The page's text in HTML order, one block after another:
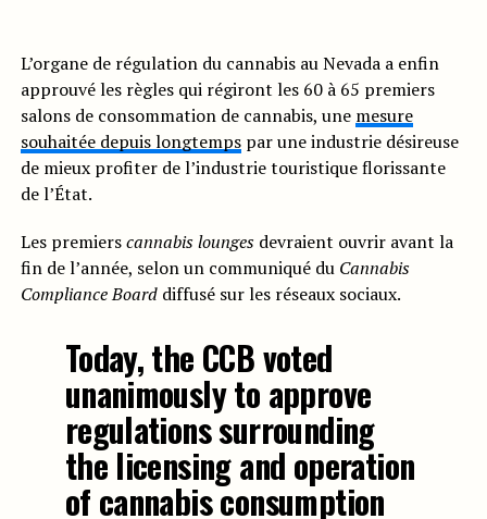
L’organe de régulation du cannabis au Nevada a enfin
approuvé les règles qui régiront les 60 à 65 premiers
salons de consommation de cannabis, une mesure
souhaitée depuis longtempspar une industrie désireuse
de mieux profiter de l’industrie touristique florissante
de l’État.
Les premierscannabis loungesdevraient ouvrir avant la
fin de l’année, selon un communiqué du Cannabis
Compliance Boarddiffusé sur les réseaux sociaux.
Today, the CCB voted
unanimously to approve
regulations surrounding
the licensing and operation
of cannabis consumption